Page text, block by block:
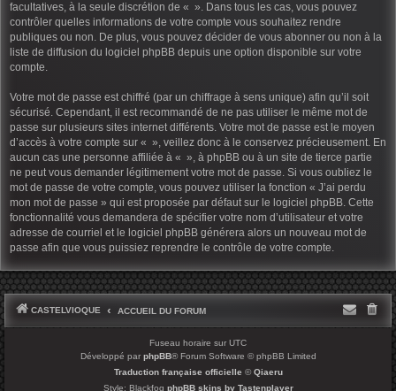
facultatives, à la seule discrétion de « ». Dans tous les cas, vous pouvez
contrôler quelles informations de votre compte vous souhaitez rendre
publiques ou non. De plus, vous pouvez décider de vous abonner ou non à la
liste de diffusion du logiciel phpBB depuis une option disponible sur votre
compte.
Votre mot de passe est chiffré (par un chiffrage à sens unique) afin qu’il soit
sécurisé. Cependant, il est recommandé de ne pas utiliser le même mot de
passe sur plusieurs sites internet différents. Votre mot de passe est le moyen
d’accès à votre compte sur « », veillez donc à le conservez précieusement. En
aucun cas une personne affiliée à « », à phpBB ou à un site de tierce partie
ne peut vous demander légitimement votre mot de passe. Si vous oubliez le
mot de passe de votre compte, vous pouvez utiliser la fonction « J’ai perdu
mon mot de passe » qui est proposée par défaut sur le logiciel phpBB. Cette
fonctionnalité vous demandera de spécifier votre nom d’utilisateur et votre
adresse de courriel et le logiciel phpBB générera alors un nouveau mot de
passe afin que vous puissiez reprendre le contrôle de votre compte.
CASTELVIOQUE ACCUEIL DU FORUM
Fuseau horaire sur UTC
Développé par phpBB® Forum Software © phpBB Limited
Traduction française officielle ©Qiaeru
Style: Blackfog phpBB skins by Tastenplayer